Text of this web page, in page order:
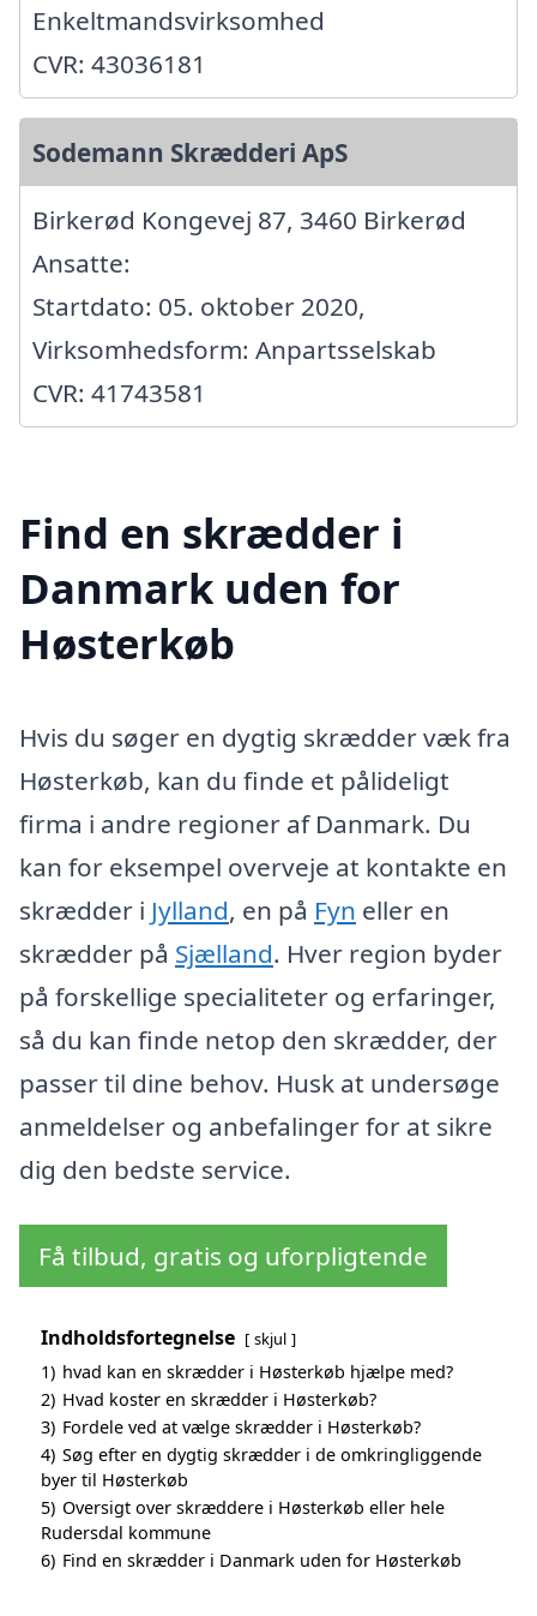
Enkeltmandsvirksomhed
CVR: 43036181
Sodemann Skrædderi ApS
Birkerød Kongevej 87, 3460 Birkerød
Ansatte:
Startdato: 05. oktober 2020,
Virksomhedsform: Anpartsselskab
CVR: 41743581
Find en skrædder i
Danmark uden for
Høsterkøb
Hvis du søger en dygtig skrædder væk fra
Høsterkøb, kan du finde et pålideligt
firma i andre regioner af Danmark. Du
kan for eksempel overveje at kontakte en
skrædder i Jylland, en på Fyn eller en
skrædder på Sjælland. Hver region byder
på forskellige specialiteter og erfaringer,
så du kan finde netop den skrædder, der
passer til dine behov. Husk at undersøge
anmeldelser og anbefalinger for at sikre
dig den bedste service.
Få tilbud, gratis og uforpligtende
Indholdsfortegnelse skjul
1) hvad kan en skrædder i Høsterkøb hjælpe med?
2) Hvad koster en skrædder i Høsterkøb?
3) Fordele ved at vælge skrædder i Høsterkøb?
4) Søg efter en dygtig skrædder i de omkringliggende
byer til Høsterkøb
5) Oversigt over skræddere i Høsterkøb eller hele
Rudersdal kommune
6) Find en skrædder i Danmark uden for Høsterkøb